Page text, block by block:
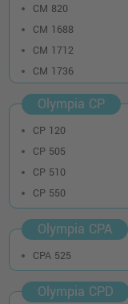
CM 820
CM 1688
CM 1712
CM 1736
Olympia CP
CP 120
CP 505
CP 510
CP 550
Olympia CPA
CPA 525
Olympia CPD